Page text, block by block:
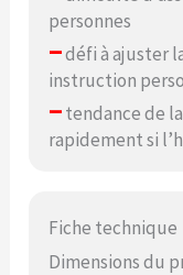
personnes
–défi à ajuster
instruction
–tendance de
rapidement si
Fiche technique
Dimensions du